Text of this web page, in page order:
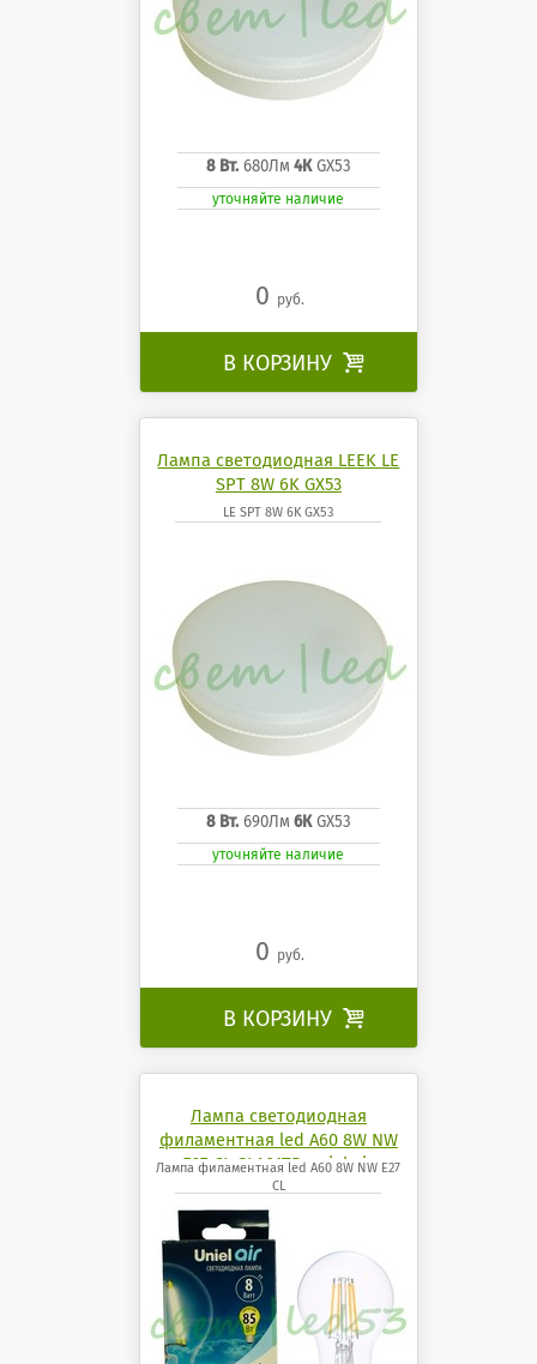
8 Вт.680Лм 4КGX53
уточняйте наличие
0 руб.
В КОРЗИНУ 
Лампа светодиодная LEEK LE
SPT 8W 6K GX53
LE SPT 8W 6K GX53
8 Вт.690Лм 6КGX53
уточняйте наличие
0 руб.
В КОРЗИНУ 
Лампа светодиодная
филаментная led A60 8W NW
E27 CL GLA01TR uniel air
Лампа филаментная led A60 8W NW E27
CL